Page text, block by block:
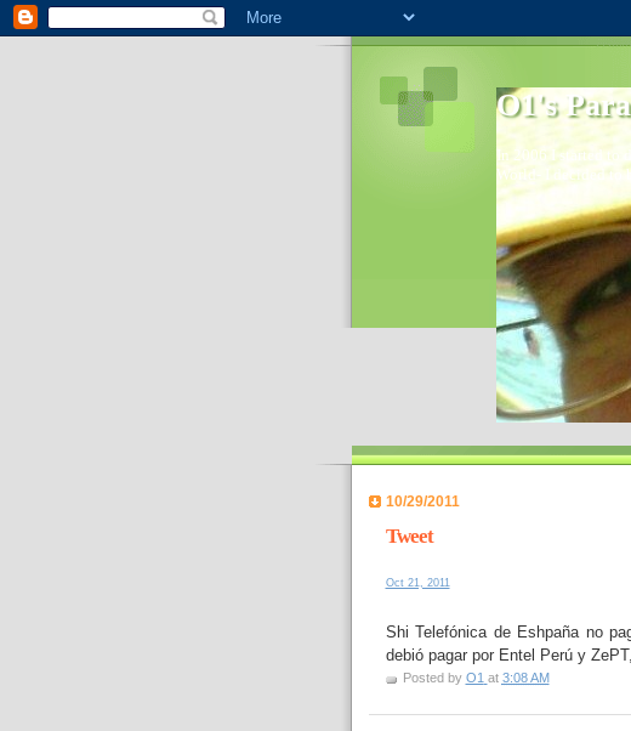
O1's
In 2006 I started to
World- I decided to
10/29/2011
Tweet
Oct 21, 2011
Shi Telefónica de Eshpaña no
debió pagar por Entel Perú y
Posted by O1 at 3:08 AM